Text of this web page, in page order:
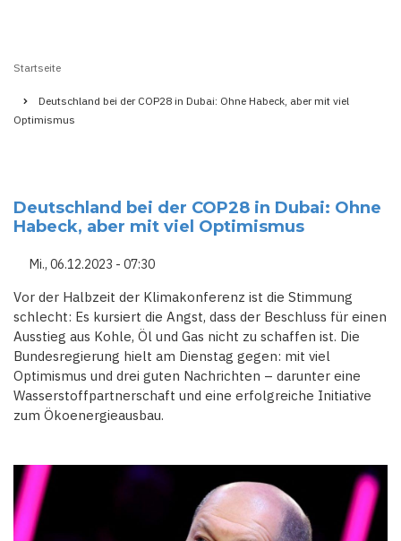
Startseite
Deutschland bei der COP28 in Dubai: Ohne Habeck, aber mit viel
Optimismus
Deutschland bei der COP28 in Dubai: Ohne
Habeck, aber mit viel Optimismus
Mi., 06.12.2023 - 07:30
Vor der Halbzeit der Klimakonferenz ist die Stimmung
schlecht: Es kursiert die Angst, dass der Beschluss für einen
Ausstieg aus Kohle, Öl und Gas nicht zu schaffen ist. Die
Bundesregierung hielt am Dienstag gegen: mit viel
Optimismus und drei guten Nachrichten – darunter eine
Wasserstoffpartnerschaft und eine erfolgreiche Initiative
zum Ökoenergieausbau.